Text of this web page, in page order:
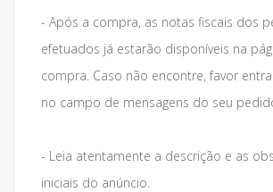
- Após a compra, as notas fiscais dos
efetuados já estarão disponíveis na
compra. Caso não encontre, favor
no campo de mensagens do seu
- Leia atentamente a descrição e as
iniciais do anúncio.